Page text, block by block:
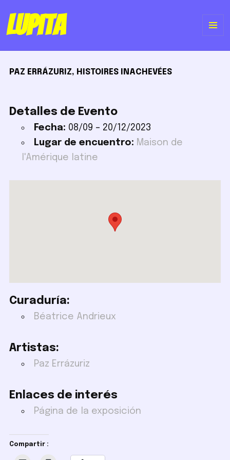
Lupita
PAZ ERRÁZURIZ, HISTOIRES INACHEVÉES
Detalles de Evento
Fecha: 08/09 – 20/12/2023
Lugar de encuentro: Maison de
l'Amérique latine
Curaduría:
Béatrice Andrieux
Artistas:
Paz Errázuriz
Enlaces de interés
Página de la exposición
Compartir :